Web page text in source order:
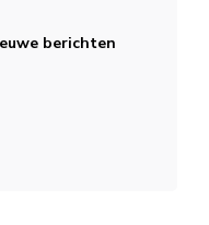
berichten